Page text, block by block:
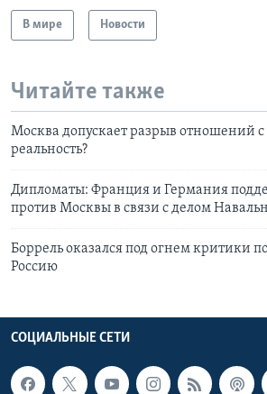
В мире Новости
Читайте также
Москва допускает разрыв отношений
реальность?
Дипломаты: Франция и Германия
против Москвы в связи с делом
Боррель оказался под огнем критики
Россию
СОЦИАЛЬНЫЕ СЕТИ